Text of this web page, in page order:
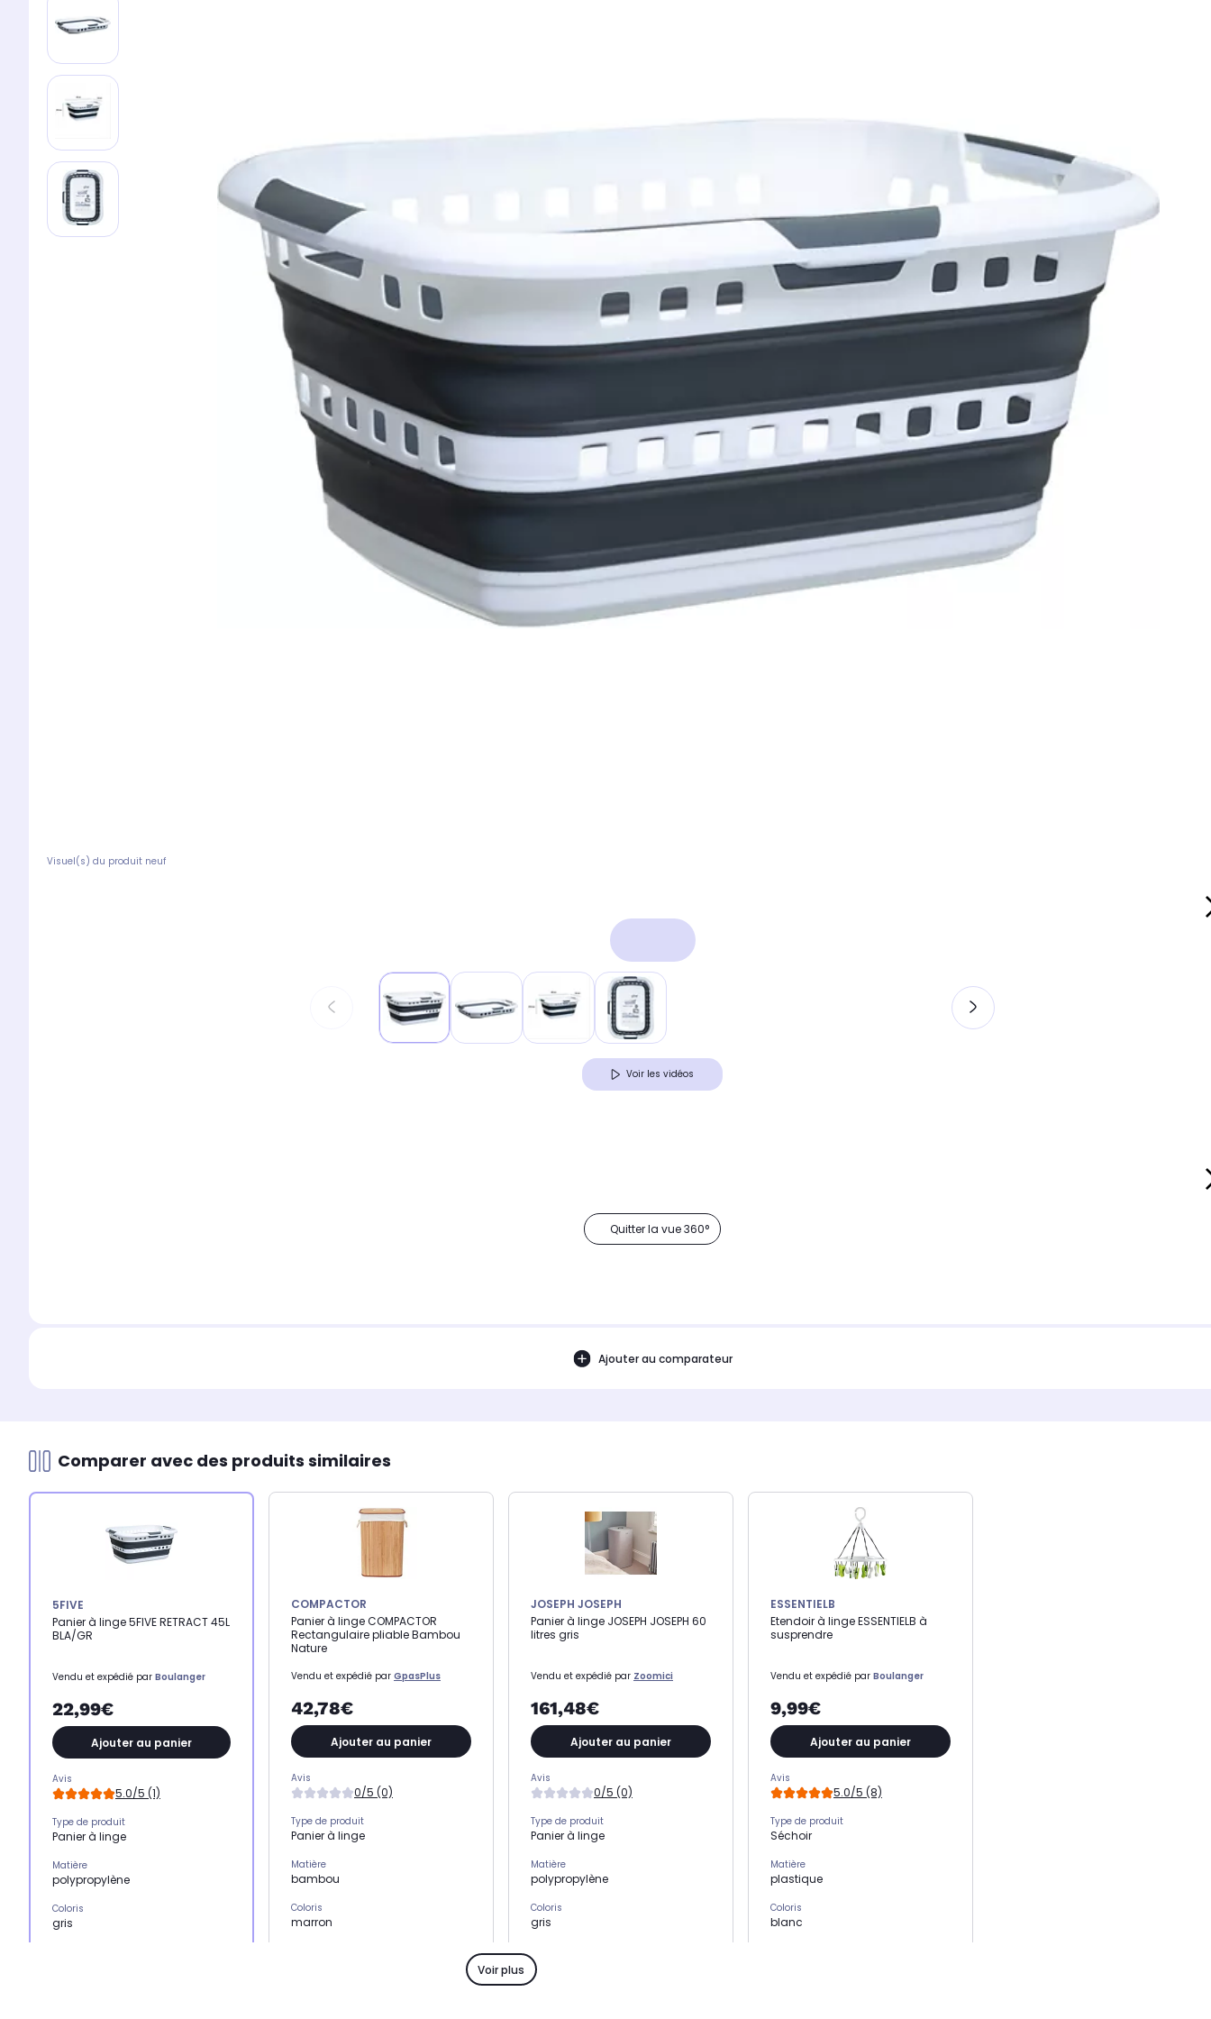
Visuel(s) du produit neuf
Voir les vidéos
Quitter la vue 360°
Ajouter au comparateur
Comparer avec des produits similaires
5FIVE
Panier à linge 5FIVE RETRACT 45L
BLA/GR
Vendu et expédié par Boulanger
22,99€
Ajouter au panier
Avis
5.0/5 (1)
Type de produit
Panier à linge
Matière
polypropylène
Coloris
gris
COMPACTOR
Panier à linge COMPACTOR
Rectangulaire pliable Bambou
Nature
Vendu et expédié par GpasPlus
42,78€
Ajouter au panier
Avis
0/5 (0)
Type de produit
Panier à linge
Matière
bambou
Coloris
marron
JOSEPH JOSEPH
Panier à linge JOSEPH JOSEPH 60
litres gris
Vendu et expédié par Zoomici
161,48€
Ajouter au panier
Avis
0/5 (0)
Type de produit
Panier à linge
Matière
polypropylène
Coloris
gris
-
ESSENTIELB
Etendoir à linge ESSENTIELB à
susprendre
Vendu et expédié par Boulanger
9,99€
Ajouter au panier
Avis
5.0/5 (8)
Type de produit
Séchoir
Matière
plastique
Coloris
blanc
Voir plus